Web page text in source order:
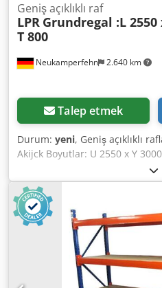
Neukamperfehn 2.640 km
Geniş açıklıklı raf
LPR Grundregal :L 2550
T 800
Talep etmek
Durum: yeni, Geniş açıklıklı
Akijck Boyutlar: U 2550 x Y
yükü: Eşit dağıtılmış yük ile ~
#-#-#-#-#-#-# Temel raflar
dikmesi, 800x3000mm
destekler dahil, plasti̇k taban
2450mm, kilitleme pimleri
Kalınlık: 22 mm